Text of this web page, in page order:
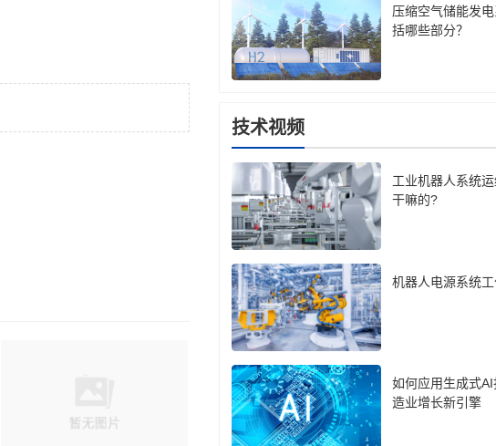
压缩空气储能发
括哪些部分？
技术视频
工业机器人系统
干嘛的?
机器人电源系统
如何应用生成式
造业增长新引擎